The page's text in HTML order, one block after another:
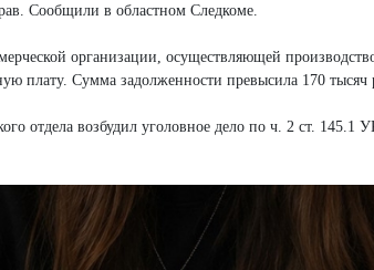
Сообщили в областном Следкоме.
организации, осуществляющей
плату. Сумма задолженности превысила 170 тысяч
отдела возбудил уголовное дело по ч. 2 ст. 145.1